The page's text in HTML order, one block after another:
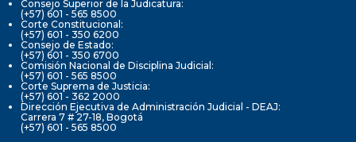
Consejo Superior de la Judicatura:
(+57) 601 - 565 8500
Corte Constitucional:
(+57) 601 - 350 6200
Consejo de Estado:
(+57) 601 - 350 6700
Comisión Nacional de Disciplina Judicial:
(+57) 601 - 565 8500
Corte Suprema de Justicia:
(+57) 601 - 362 2000
Dirección Ejecutiva de Administración Judicial - DEAJ:
Carrera 7 # 27-18, Bogotá
(+57) 601 - 565 8500